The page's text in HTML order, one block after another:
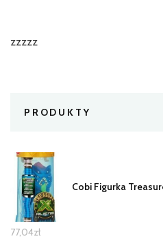
zzzzz
PRODUKTY
Cobi Figurka
77,04zł